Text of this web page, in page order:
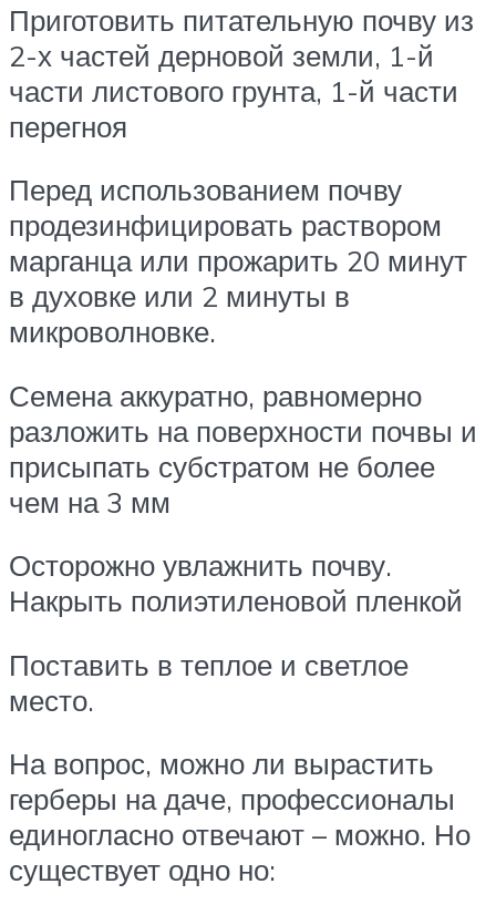
Приготовить питательную почву из
2-х частей дерновой земли, 1-й
части листового грунта, 1-й части
перегноя
Перед использованием почву
продезинфицировать раствором
марганца или прожарить 20 минут
в духовке или 2 минуты в
микроволновке.
Семена аккуратно, равномерно
разложить на поверхности почвы и
присыпать субстратом не более
чем на 3 мм
Осторожно увлажнить почву.
Накрыть полиэтиленовой пленкой
Поставить в теплое и светлое
место.
На вопрос, можно ли вырастить
герберы на даче, профессионалы
единогласно отвечают – можно. Но
существует одно но: